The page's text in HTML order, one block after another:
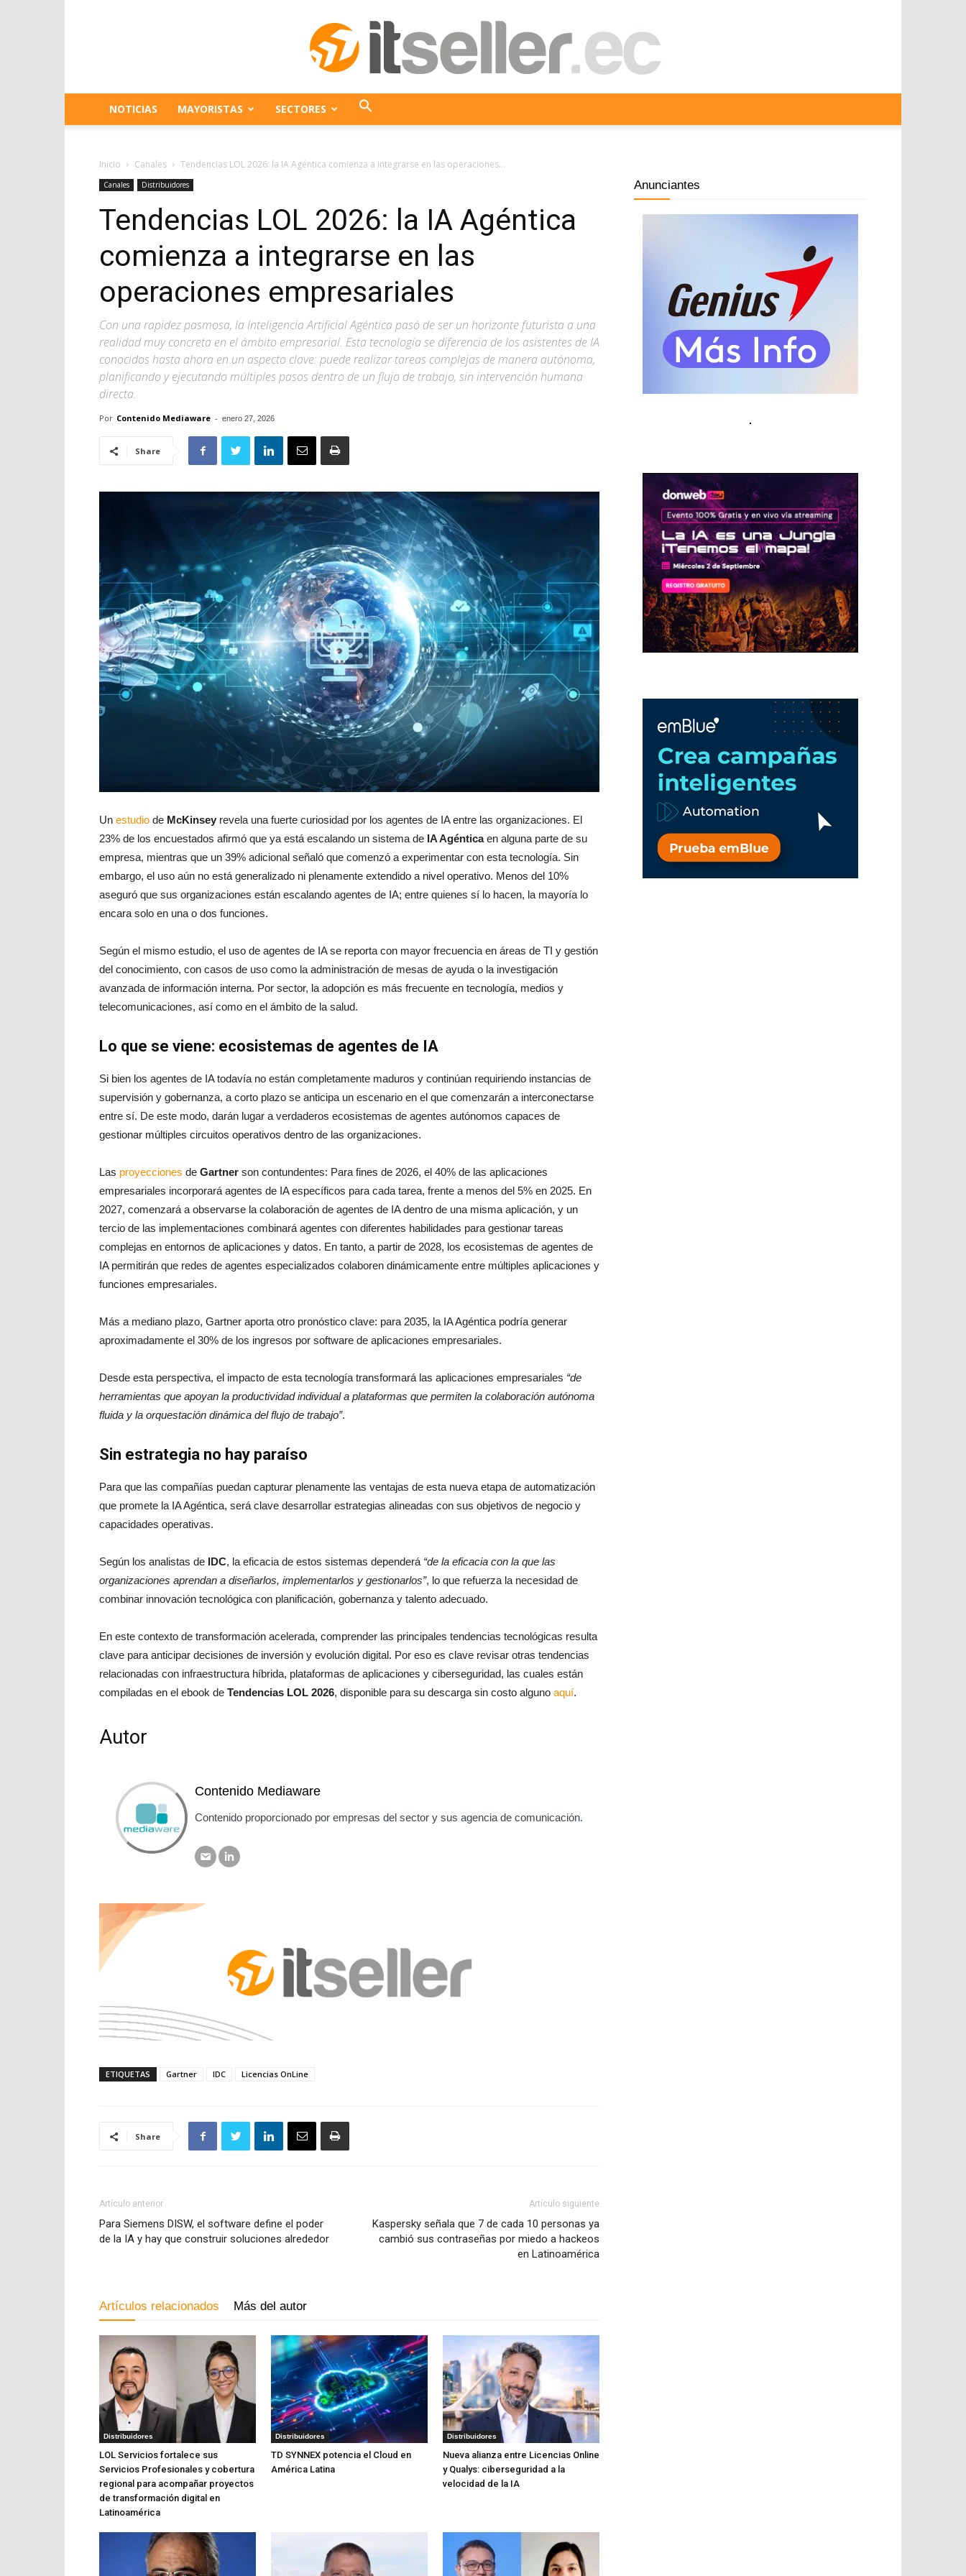
ITseller
Ecuador
NOTICIAS MAYORISTAS SECTORES
Inicio Canales Tendencias LOL 2026: la IA Agéntica comienza a integrarse en las operaciones...
Canales Distribuidores
Tendencias LOL 2026: la IA Agéntica
comienza a integrarse en las
operaciones empresariales
Con una rapidez pasmosa, la Inteligencia Artificial Agéntica pasó de ser un horizonte futurista a una
realidad muy concreta en el ámbito empresarial. Esta tecnología se diferencia de los asistentes de IA
conocidos hasta ahora en un aspecto clave: puede realizar tareas complejas de manera autónoma,
planificando y ejecutando múltiples pasos dentro de un flujo de trabajo, sin intervención humana
directa.
Por Contenido Mediaware - enero 27, 2026
Share
Un estudio de McKinsey revela una fuerte curiosidad por los agentes de IA entre las organizaciones. El
23% de los encuestados afirmó que ya está escalando un sistema de IA Agénticaen alguna parte de su
empresa, mientras que un 39% adicional señaló que comenzó a experimentar con esta tecnología. Sin
embargo, el uso aún no está generalizado ni plenamente extendido a nivel operativo. Menos del 10%
aseguró que sus organizaciones están escalando agentes de IA; entre quienes sí lo hacen, la mayoría lo
encara solo en una o dos funciones.
Según el mismo estudio, el uso de agentes de IA se reporta con mayor frecuencia en áreas de TI y gestión
del conocimiento, con casos de uso como la administración de mesas de ayuda o la investigación
avanzada de información interna. Por sector, la adopción es más frecuente en tecnología, medios y
telecomunicaciones, así como en el ámbito de la salud.
Lo que se viene: ecosistemas de agentes de IA
Si bien los agentes de IA todavía no están completamente maduros y continúan requiriendo instancias de
supervisión y gobernanza, a corto plazo se anticipa un escenario en el que comenzarán a interconectarse
entre sí. De este modo, darán lugar a verdaderos ecosistemas de agentes autónomos capaces de
gestionar múltiples circuitos operativos dentro de las organizaciones.
Las proyecciones de Gartner son contundentes: Para fines de 2026, el 40% de las aplicaciones
empresariales incorporará agentes de IA específicos para cada tarea, frente a menos del 5% en 2025. En
2027, comenzará a observarse la colaboración de agentes de IA dentro de una misma aplicación, y un
tercio de las implementaciones combinará agentes con diferentes habilidades para gestionar tareas
complejas en entornos de aplicaciones y datos. En tanto, a partir de 2028, los ecosistemas de agentes de
IA permitirán que redes de agentes especializados colaboren dinámicamente entre múltiples aplicaciones y
funciones empresariales.
Más a mediano plazo, Gartner aporta otro pronóstico clave: para 2035, la IA Agéntica podría generar
aproximadamente el 30% de los ingresos por software de aplicaciones empresariales.
Desde esta perspectiva, el impacto de esta tecnología transformará las aplicaciones empresariales “de
herramientas que apoyan la productividad individual a plataformas que permiten la colaboración autónoma
fluida y la orquestación dinámica del flujo de trabajo”.
Sin estrategia no hay paraíso
Para que las compañías puedan capturar plenamente las ventajas de esta nueva etapa de automatización
que promete la IA Agéntica, será clave desarrollar estrategias alineadas con sus objetivos de negocio y
capacidades operativas.
Según los analistas de IDC, la eficacia de estos sistemas dependerá “de la eficacia con la que las
organizaciones aprendan a diseñarlos, implementarlos y gestionarlos”, lo que refuerza la necesidad de
combinar innovación tecnológica con planificación, gobernanza y talento adecuado.
En este contexto de transformación acelerada, comprender las principales tendencias tecnológicas resulta
clave para anticipar decisiones de inversión y evolución digital. Por eso es clave revisar otras tendencias
relacionadas con infraestructura híbrida, plataformas de aplicaciones y ciberseguridad, las cuales están
compiladas en el ebook de Tendencias LOL 2026, disponible para su descarga sin costo alguno aquí.
Autor
Contenido Mediaware
Contenido proporcionado por empresas del sector y sus agencia de comunicación.
ETIQUETAS Gartner IDC Licencias OnLine
Share
Artículo anterior
Para Siemens DISW, el software define el poder
de la IA y hay que construir soluciones alrededor
Artículo siguiente
Kaspersky señala que 7 de cada 10 personas ya
cambió sus contraseñas por miedo a hackeos
en Latinoamérica
Artículos relacionados Más del autor
Distribuidores
LOL Servicios fortalece sus
Servicios Profesionales y cobertura
regional para acompañar proyectos
de transformación digital en
Latinoamérica
Distribuidores
TD SYNNEX potencia el Cloud en
América Latina
Distribuidores
Nueva alianza entre Licencias Online
y Qualys: ciberseguridad a la
velocidad de la IA
Anunciantes